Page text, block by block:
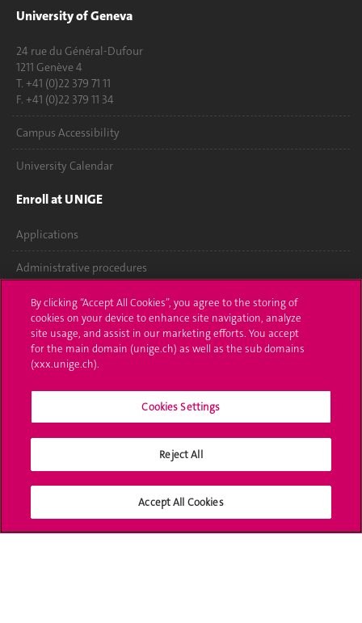
University of Geneva
24 rue du Général-Dufour
1211 Genève 4
T. +41 (0)22 379 71 11
F. +41 (0)22 379 11 34
Campus Accessibility
University Calendar
Enroll at UNIGE
Applications
Administrative procedures
Ask a question
Contact
Media
University Structures
Social Media
By clicking “Accept All Cookies”, you agree to the storing of
cookies on your device to enhance site navigation, analyze
site usage, and assist in our marketing efforts. You accept
for the main domain (unige.ch) as well as the sub domains
(xxx.unige.ch).
Cookies Settings
Reject All
Accept All Cookies